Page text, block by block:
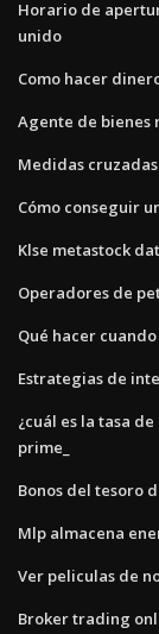
Horario de
unido
Como hacer
Agente de
Medidas
Cómo conseguir
Klse metastock
Operadores de
Qué hacer
Estrategias de
¿cuál es la tasa
prime_
Bonos del tesoro
Mlp almacena
Ver peliculas de
Broker trading